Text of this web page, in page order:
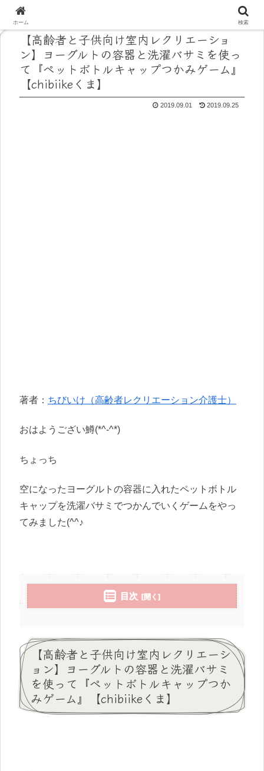
【高齢者と子供向け室内レクリエーショ
ン】ヨーグルトの容器と洗濯バサミを使っ
て『ペットボトルキャップつかみゲーム』
【chibiikeくま】
2019.09.01 2019.09.25
著者： ちびいけ（高齢者レクリエーション介護士）
おはようござい鱒(*^-^*)
ちょっち
空になったヨーグルトの容器に入れたペットボトル
キャップを洗濯バサミでつかんでいくゲームをやっ
てみました(^^♪
目次
【高齢者と子供向け室内レクリエーシ
ョン】ヨーグルトの容器と洗濯バサミ
を使って『ペットボトルキャップつか
みゲーム』【chibiikeくま】
ホーム 検索